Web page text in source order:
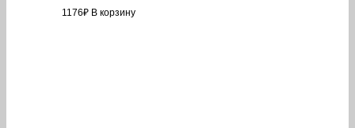
1176₽ В корзину